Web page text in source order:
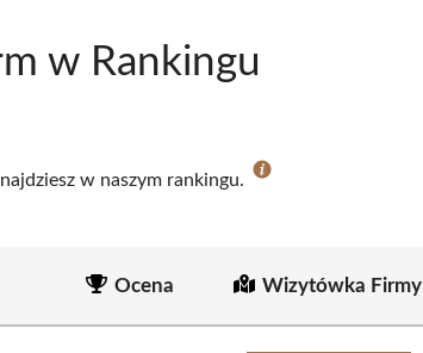
w Rankingu
w naszym rankingu.
Ocena Wizytówka Firmy